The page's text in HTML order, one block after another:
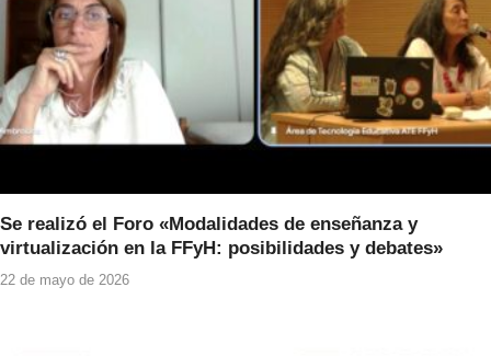
Se realizó el Foro «Modalidades de enseñanza y
virtualización en la FFyH: posibilidades y debates»
22 de mayo de 2026